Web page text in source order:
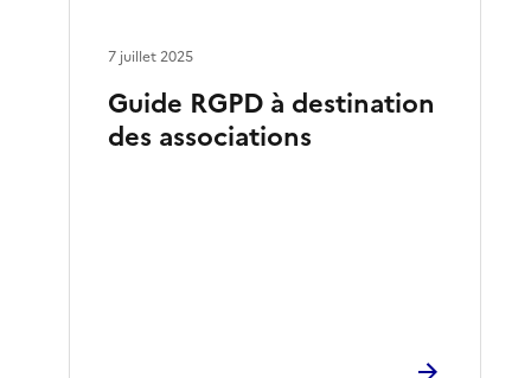
Guide RGPD à destination
des associations
7 juillet 2025